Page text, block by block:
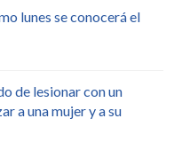
lunes se conocerá el
de lesionar con un
a una mujer y a su